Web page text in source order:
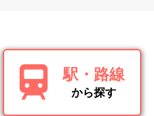
駅・路線
から探す